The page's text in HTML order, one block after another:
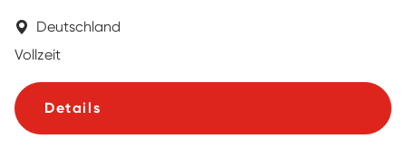
Deutschland
Vollzeit
Details